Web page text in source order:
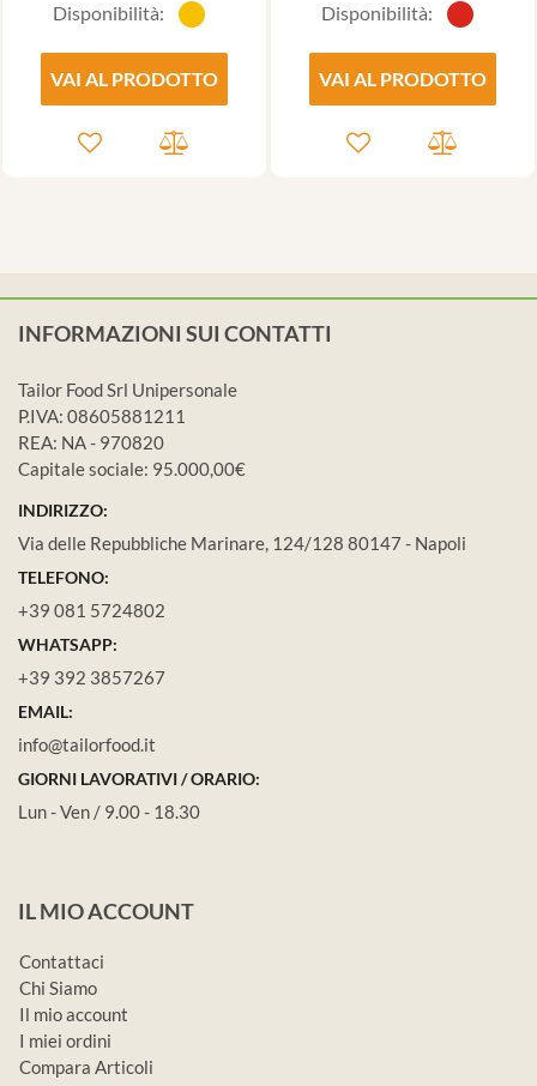
Disponibilità:
VAI AL PRODOTTO
Disponibilità:
VAI AL PRODOTTO
INFORMAZIONI SUI CONTATTI
Tailor Food Srl Unipersonale
P.IVA: 08605881211
REA: NA - 970820
Capitale sociale: 95.000,00€
INDIRIZZO:
Via delle Repubbliche Marinare, 124/128 80147 - Napoli
TELEFONO:
+39 081 5724802
WHATSAPP:
+39 392 3857267
EMAIL:
info@tailorfood.it
GIORNI LAVORATIVI / ORARIO:
Lun - Ven / 9.00 - 18.30
IL MIO ACCOUNT
Contattaci
Chi Siamo
Il mio account
I miei ordini
Compara Articoli